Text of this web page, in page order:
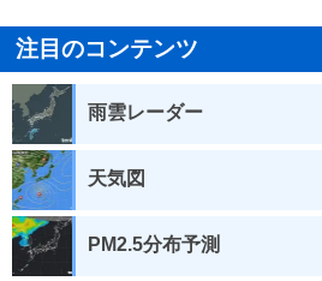
注目のコンテンツ
雨雲レーダー
天気図
PM2.5分布予測